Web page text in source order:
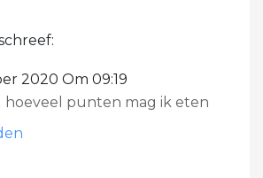
2020 Om 09:19
hoeveel punten mag ik eten